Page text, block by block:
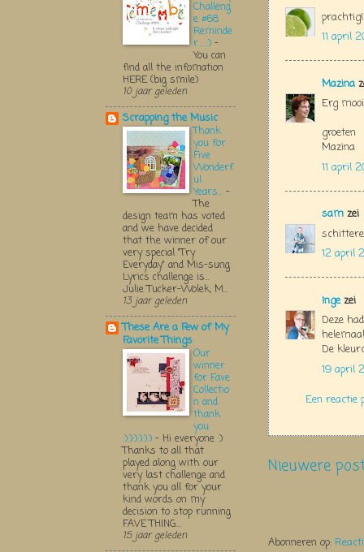
11 april
Mazina
Erg
groeten
Mazina
11 april
sam zei
12 april
Ingezei
Deze
De
19 april
Een reactie
Nieuwere
Abonneren op:
Challeng
e #68
Reminde
r.....:) -
You can
find all the infomation
HERE (big smile)
10 jaar geleden
Scrapping the Music
Thank
you for
Five
Wonderf
ul
Years... -
The
design team has voted
and we have decided
that the winner of our
very special "Try
Everyday" and Mis-sung
Lyrics challenge is...
Julie Tucker-Wolek, M...
13 jaar geleden
These Are a Few of My
Favorite Things
Our
winner
for Fave
Collectio
n and
thank
you
:):):):):):) - Hi everyone :)
Thanks to all that
played along with our
very last challenge and
thank you all for your
kind words on my
decision to stop running
FAVE THING...
15 jaar geleden